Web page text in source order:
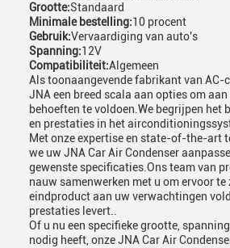
Grootte:Standaard
Minimale bestelling:10 procent
Gebruik:Vervaardiging van auto's
Spanning:12V
Compatibiliteit:Algemeen
Als toonaangevende fabrikant van AC-
JNA een breed scala aan opties om
behoeften te voldoen.We begrijpen het
en prestaties in het
Met onze expertise en state-of-the-art
we uw JNA Car Air Condenser
gewenste specificaties.Ons team van
nauw samenwerken met u om ervoor
eindproduct aan uw verwachtingen
prestaties levert..
Of u nu een specifieke grootte,
nodig heeft, onze JNA Car Air